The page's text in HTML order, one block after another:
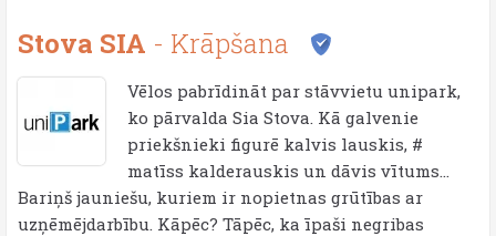
Stova SIA - Krāpšana
Vēlos pabrīdināt par stāvvietu unipark,
ko pārvalda Sia Stova. Kā galvenie
priekšnieki figurē kalvis lauskis, #
matīss kalderauskis un dāvis vītums...
Bariņš jauniešu, kuriem ir nopietnas grūtības ar
uzņēmējdarbību. Kāpēc? Tāpēc, ka īpaši negribas